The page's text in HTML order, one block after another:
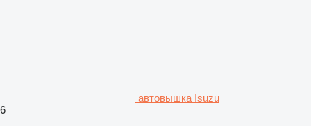
автовышка Isuzu
6